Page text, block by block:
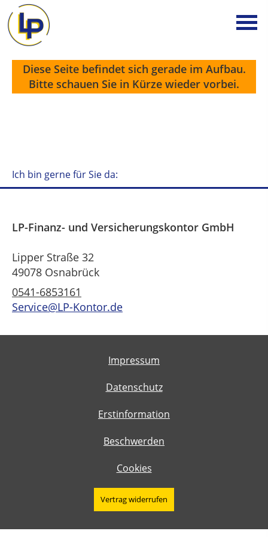
Diese Seite befindet sich gerade im Aufbau.
Bitte schauen Sie in Kürze wieder vorbei.
Ich bin gerne für Sie da:
LP-Finanz- und Versicherungskontor GmbH
Lipper Straße 32
49078 Osnabrück
0541-6853161
Service@LP-Kontor.de
Impressum
Datenschutz
Erstinformation
Beschwerden
Cookies
Vertrag widerrufen